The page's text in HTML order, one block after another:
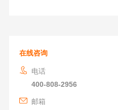
在线咨询
电话
400-808-2956
邮箱